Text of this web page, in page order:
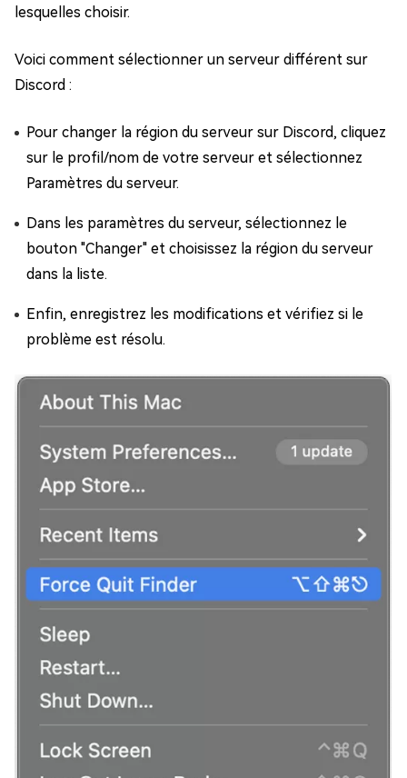
lesquelles choisir.
Voici comment sélectionner un serveur différent sur
Discord :
Pour changer la région du serveur sur Discord, cliquez
sur le profil/nom de votre serveur et sélectionnez
Paramètres du serveur.
Dans les paramètres du serveur, sélectionnez le
bouton "Changer" et choisissez la région du serveur
dans la liste.
Enfin, enregistrez les modifications et vérifiez si le
problème est résolu.